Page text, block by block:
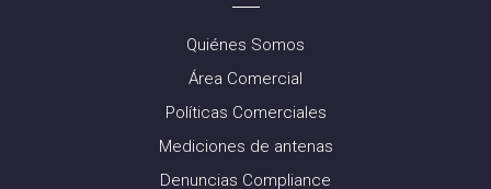
Quiénes Somos
Área Comercial
Políticas Comerciales
Mediciones de antenas
Denuncias Compliance